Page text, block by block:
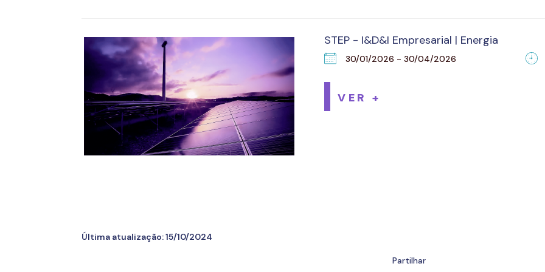
STEP - I&D&I Empresarial | Energia
30/01/2026 - 30/04/2026
VER +
Última atualização:15/10/2024
Partilhar